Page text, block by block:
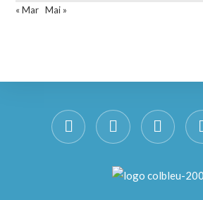
« Mar Mai »